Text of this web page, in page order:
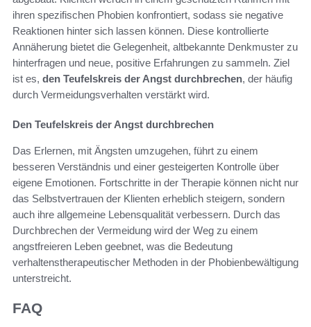
ihren spezifischen Phobien konfrontiert, sodass sie negative
Reaktionen hinter sich lassen können. Diese kontrollierte
Annäherung bietet die Gelegenheit, altbekannte Denkmuster zu
hinterfragen und neue, positive Erfahrungen zu sammeln. Ziel
ist es, den Teufelskreis der Angst durchbrechen, der häufig
durch Vermeidungsverhalten verstärkt wird.
Den Teufelskreis der Angst durchbrechen
Das Erlernen, mit Ängsten umzugehen, führt zu einem
besseren Verständnis und einer gesteigerten Kontrolle über
eigene Emotionen. Fortschritte in der Therapie können nicht nur
das Selbstvertrauen der Klienten erheblich steigern, sondern
auch ihre allgemeine Lebensqualität verbessern. Durch das
Durchbrechen der Vermeidung wird der Weg zu einem
angstfreieren Leben geebnet, was die Bedeutung
verhaltenstherapeutischer Methoden in der Phobienbewältigung
unterstreicht.
FAQ